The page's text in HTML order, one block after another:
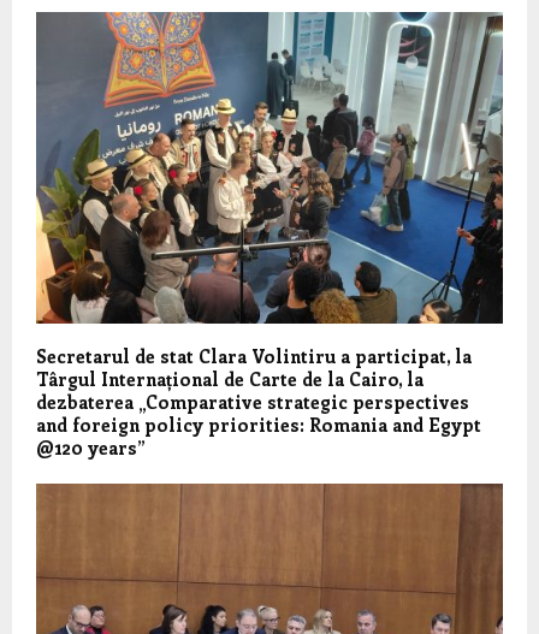
Secretarul de stat Clara Volintiru a participat, la
Târgul Internațional de Carte de la Cairo, la
dezbaterea „Comparative strategic perspectives
and foreign policy priorities: Romania and Egypt
@120 years”